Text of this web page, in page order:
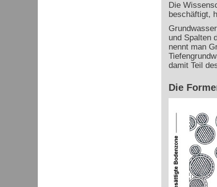
Die
beschäftigt,
und Spalten
nennt man
damit Teil
Die